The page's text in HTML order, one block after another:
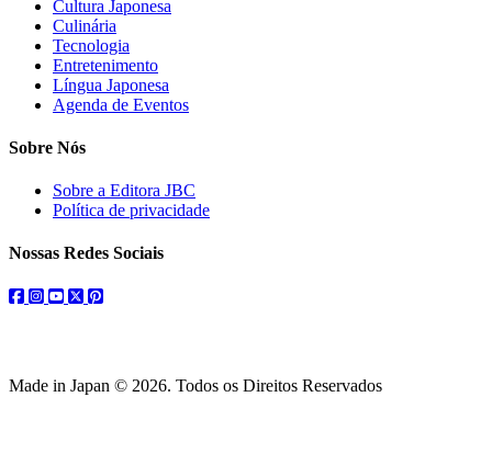
Cultura Japonesa
Culinária
Tecnologia
Entretenimento
Língua Japonesa
Agenda de Eventos
Sobre Nós
Sobre a Editora JBC
Política de privacidade
Nossas Redes Sociais
facebook
instagram
youtube
twitterpinterest
Made in Japan © 2026. Todos os Direitos Reservados